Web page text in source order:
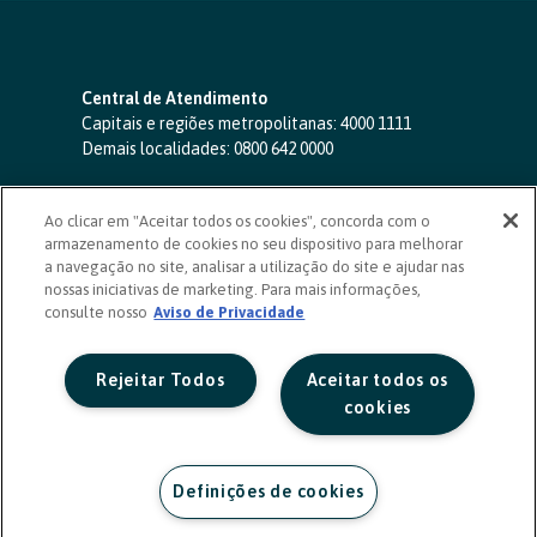
Central de Atendimento
Capitais e regiões metropolitanas: 4000 1111
Demais localidades: 0800 642 0000
SAC 24 horas-0800 724 4420
Ouvidoria
0800 725 0996
(de segunda a sexta, das 8h às 20h)
ouvidoriasicoob.com.br
Deficientes auditivos ou de fala
Ao clicar em "Aceitar todos os cookies", concorda com o
armazenamento de cookies no seu dispositivo para melhorar
a navegação no site, analisar a utilização do site e ajudar nas
nossas iniciativas de marketing. Para mais informações,
consulte nosso Aviso de Privacidade
Aceitar todos os
cookies
Rejeitar Todos
Definições de cookies